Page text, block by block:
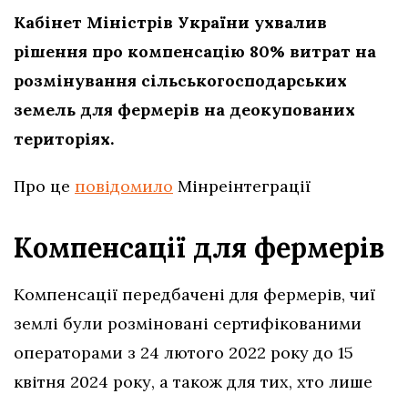
Кабінет Міністрів України ухвалив
рішення про компенсацію 80% витрат на
розмінування сільськогосподарських
земель для фермерів на деокупованих
територіях.
Про це повідомило Мінреінтеграції
Компенсації для фермерів
Компенсації передбачені для фермерів, чиї
землі були розміновані сертифікованими
операторами з 24 лютого 2022 року до 15
квітня 2024 року, а також для тих, хто лише